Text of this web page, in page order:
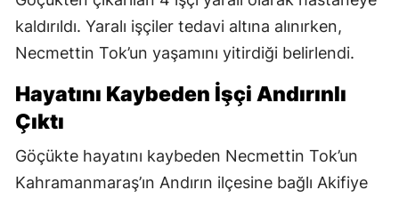
kaldırıldı. Yaralı işçiler tedavi altına alınırken,
Necmettin Tok’un yaşamını yitirdiği belirlendi.
Hayatını Kaybeden İşçi Andırınlı
Çıktı
Göçükte hayatını kaybeden Necmettin Tok’un
Kahramanmaraş’ın Andırın ilçesine bağlı Akifiye